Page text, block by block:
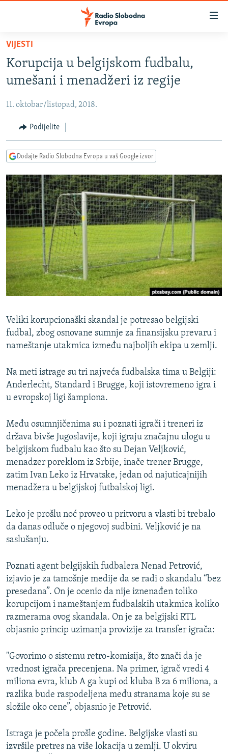
Pređite
glavni
sadržaj
na
navigaciju
Pređite
na
BOSNA I HERCEGOVINA
KOSOVO
CRNA GORA
VIDEO
FOTOGALERIJE
INFOGRAFIKE
PODCASTI
RAT U UKRAJINI
KINA NA BALKANU
RSE PRIČE IZ SVIJETA
ISPRIČAJ MI
DNEVNO@RSE
SPECIJALI RSE
VIŠE OD NASLOVA
POPLAVE I KLIZIŠTA U BIH 2024.
TV LIBERTY
MOJA EVROPA
TRI DECENIJE OD RATA U BIH
SVE KARTE DEJTONA
NASTANAK I RASPAD JUGOSLAVIJE
Sve RFE/RL stranice
VIJESTI
Korupcija u belgijskom fudbalu,
umešani i menadžeri iz regije
11. oktobar/listopad, 2018.
Podijelite
Dodajte Radio Slobodna Evropa u vaš Google izvor
Veliki korupcionaški skandal je potresao belgijski
fudbal, zbog osnovane sumnje za finansijsku prevaru i
nameštanje utakmica između najboljih ekipa u zemlji.
Na meti istrage su tri najveća fudbalska tima u Belgiji:
Anderlecht, Standard i Brugge, koji istovremeno igra i
u evropskoj ligi šampiona.
Među osumnjičenima su i poznati igrači i treneri iz
država bivše Jugoslavije, koji igraju značajnu ulogu u
belgijskom fudbalu kao što su Dejan Veljković,
menadzer poreklom iz Srbije, inače trener Brugge,
zatim Ivan Leko iz Hrvatske, jedan od najuticajnijih
menadžera u belgijskoj futbalskoj ligi.
Leko je prošlu noć proveo u pritvoru a vlasti bi trebalo
da danas odluče o njegovoj sudbini. Veljković je na
saslušanju.
Poznati agent belgijskih fudbalera Nenad Petrović,
izjavio je za tamošnje medije da se radi o skandalu “bez
presedana”. On je ocenio da nije iznenađen toliko
korupcijom i nameštanjem fudbalskih utakmica koliko
razmerama ovog skandala. On je za belgijski RTL
objasnio princip uzimanja provizije za transfer igrača:
"Govorimo o sistemu retro-komisija, što znači da je
vrednost igrača precenjena. Na primer, igrač vredi 4
miliona evra, klub A ga kupi od kluba B za 6 miliona, a
razlika bude raspodeljena među stranama koje su se
složile oko cene”, objasnio je Petrović.
Istraga je počela prošle godine. Belgijske vlasti su
izvršile pretres na više lokacija u zemlji. U okviru